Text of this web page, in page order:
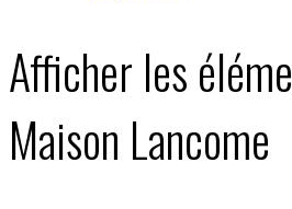
Afficher les
Maison Lancome